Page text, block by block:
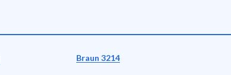
Braun 3214